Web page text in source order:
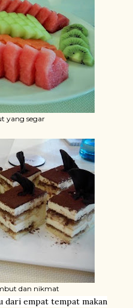
yang segar
dan nikmat
dari empat tempat makan